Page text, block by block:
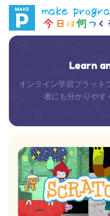
Learn
オンライン学習プラット
者にも分かりやす